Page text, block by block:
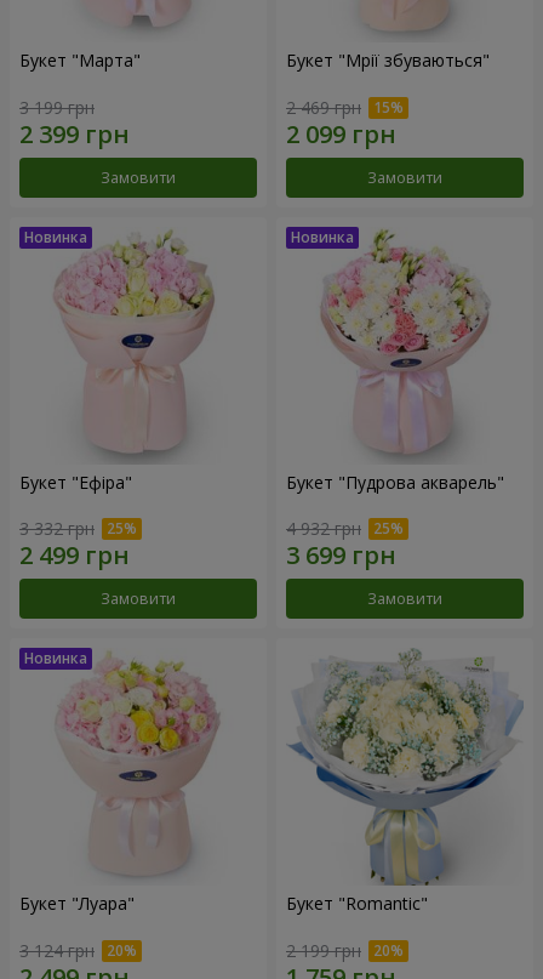
Букет "Марта"
3 199 грн
Замовити
Букет "Мрії збуваються"
2 469 грн
Замовити
Букет "Ефіра"
3 332 грн
Замовити
Букет "Пудрова акварель"
4 932 грн
Замовити
Букет "Луара"
3 124 грн
Букет "Romantic"
2 199 грн